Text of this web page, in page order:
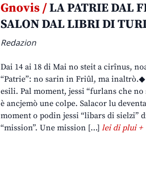
Gnovis /LA PATRIE DAL
SALON DAL LIBRI DI
Redazion
Dai 14 ai 18 di Mai no steit a cirînus,
“Patrie”: no sarin in Friûl, ma
esili. Pal moment, jessi “furlans che
è ancjemò une colpe. Salacor lu
moment o podin jessi “libars di sielzi”
“mission”. Une mission […]lei di plui +